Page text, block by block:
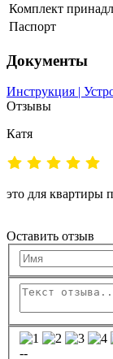
Комплект
Паспорт
Документы
Инструкция |
Отзывы
Катя
это для квартиры
Оставить отзыв
--